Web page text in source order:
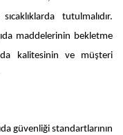
tutulmalıdır.
maddelerinin bekletme
kalitesinin ve müşteri
güvenliği standartlarının